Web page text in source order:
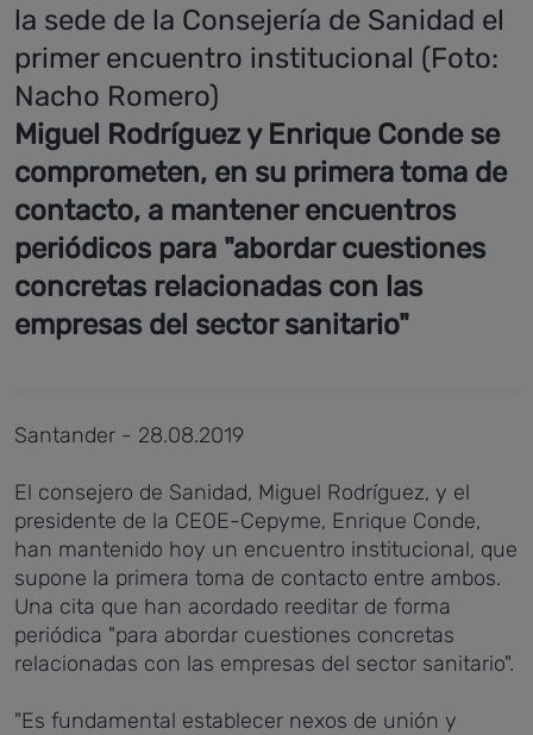
la sede de la Consejería de Sanidad el
primer encuentro institucional (Foto:
Nacho Romero)
Miguel Rodríguez y Enrique Conde se
comprometen, en su primera toma de
contacto, a mantener encuentros
periódicos para "abordar cuestiones
concretas relacionadas con las
empresas del sector sanitario"
Santander - 28.08.2019
El consejero de Sanidad, Miguel Rodríguez, y el
presidente de la CEOE-Cepyme, Enrique Conde,
han mantenido hoy un encuentro institucional, que
supone la primera toma de contacto entre ambos.
Una cita que han acordado reeditar de forma
periódica "para abordar cuestiones concretas
relacionadas con las empresas del sector sanitario".
"Es fundamental establecer nexos de unión y